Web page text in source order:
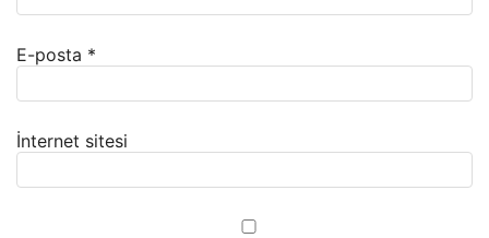
E-posta *
İnternet sitesi